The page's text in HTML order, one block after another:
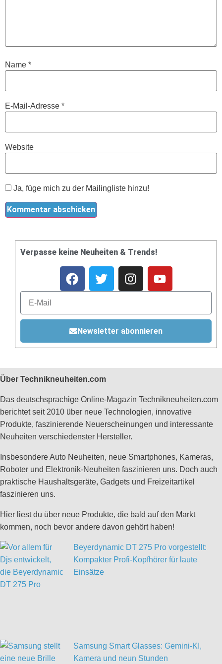
Name *
E-Mail-Adresse *
Website
Ja, füge mich zu der Mailingliste hinzu!
Verpasse keine Neuheiten & Trends!
Newsletter abonnieren
Über Technikneuheiten.com
Das deutschsprachige Online-Magazin Technikneuheiten.com
berichtet seit 2010 über neue Technologien, innovative
Produkte, faszinierende Neuerscheinungen und interessante
Neuheiten verschiedenster Hersteller.
Insbesondere Auto Neuheiten, neue Smartphones, Kameras,
Roboter und Elektronik-Neuheiten faszinieren uns. Doch auch
praktische Haushaltsgeräte, Gadgets und Freizeitartikel
faszinieren uns.
Hier liest du über neue Produkte, die bald auf den Markt
kommen, noch bevor andere davon gehört haben!
Beyerdynamic DT 275 Pro vorgestellt:
Kompakter Profi-Kopfhörer für laute
Einsätze
Samsung Smart Glasses: Gemini-KI,
Kamera und neun Stunden